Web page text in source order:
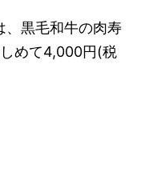
、黒毛和牛の肉寿
めて4,000円(税